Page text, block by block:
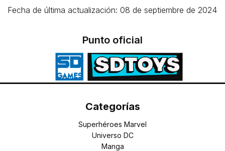
Fecha de última actualización: 08 de septiembre de 2024
Punto oficial
Categorías
Superhéroes Marvel
Universo DC
Manga